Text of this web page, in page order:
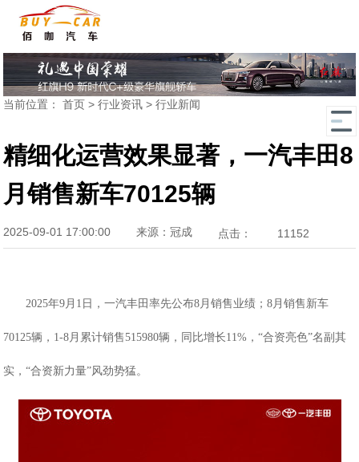
当前位置：首页 >行业资讯 >行业新闻
精细化运营效果显著，一汽丰田8
月销售新车70125辆
2025-09-01 17:00:00 来源：冠成 点击： 11152
2025年9月1日，一汽丰田率先公布8月销售业绩；8月销售新车
70125辆， 1-8月累计销售515980辆，同比增长11%，“合资亮色”名副其
实，“合资新力量”风劲势猛。